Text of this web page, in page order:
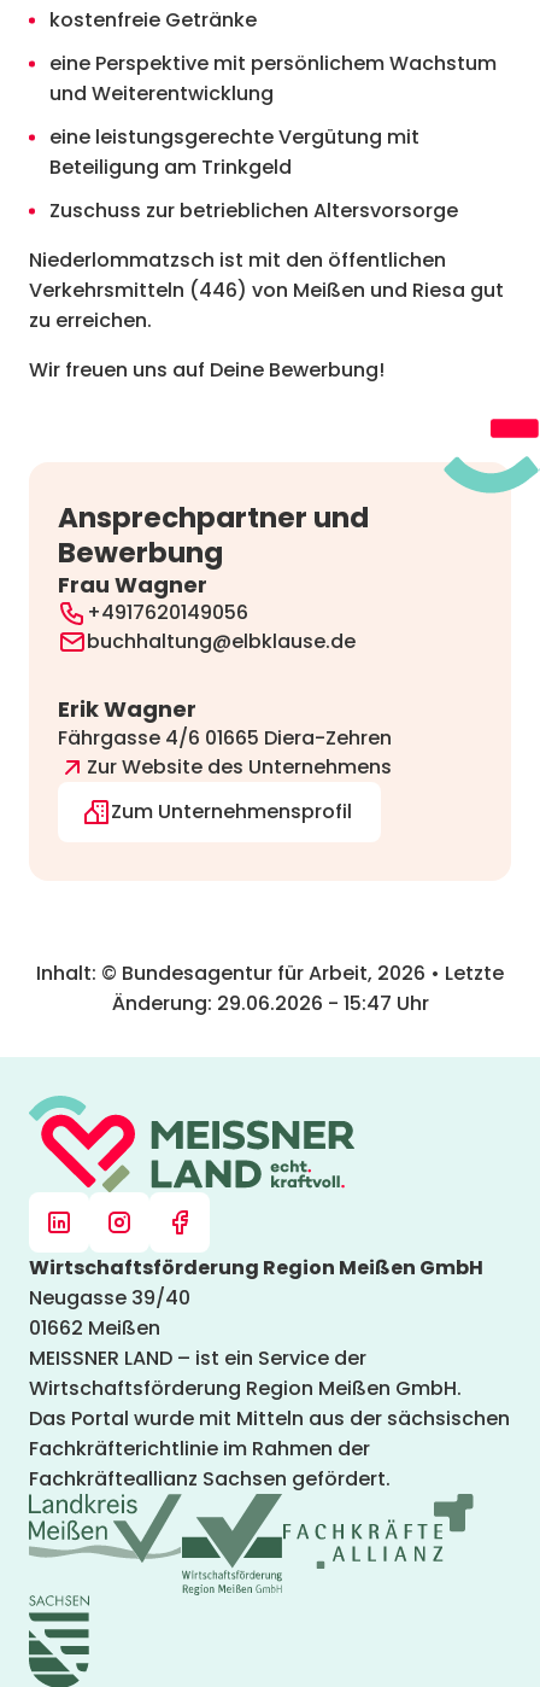
kostenfreie Getränke
eine Perspektive mit persönlichem Wachstum
und Weiterentwicklung
eine leistungsgerechte Vergütung mit
Beteiligung am Trinkgeld
Zuschuss zur betrieblichen Altersvorsorge
Niederlommatzsch ist mit den öffentlichen
Verkehrsmitteln (446) von Meißen und Riesa gut
zu erreichen.
Wir freuen uns auf Deine Bewerbung!
Ansprechpartner und
Bewerbung
Frau Wagner
+4917620149056
buchhaltung@elbklause.de
Erik Wagner
Fährgasse 4/6 01665 Diera-Zehren
Zur Website des Unternehmens
Zum Unternehmensprofil
Inhalt: © Bundesagentur für Arbeit, 2026 • Letzte
Änderung: 29.06.2026 - 15:47 Uhr
Wirtschaftsförderung Region Meißen GmbH
Neugasse 39/40
01662 Meißen
MEISSNER LAND – ist ein Service der
Wirtschaftsförderung Region Meißen GmbH.
Das Portal wurde mit Mitteln aus der sächsischen
Fachkräfterichtlinie im Rahmen der
Fachkräfteallianz Sachsen gefördert.